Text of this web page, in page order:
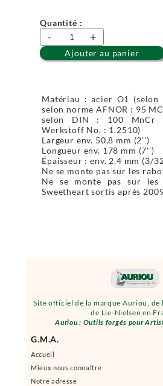
Site officiel de la marque Auriou,
de Lie-Nielsen en
Auriou : Outils forgés pour
G.M.A.
Accueil
Mieux nous connaître
Notre adresse
Quantité :
- +
Ajouter au panier
Matériau : acier O1 (selon
selon norme AFNOR : 95
selon DIN : 100 MnCr
Werkstoff No. : 1.2510)
Largeur env. 50,8 mm (2'')
Longueur env. 178 mm (7'')
Épaisseur : env. 2,4 mm (3/
Ne se monte pas sur les
Ne se monte pas sur les
Sweetheart sortis après